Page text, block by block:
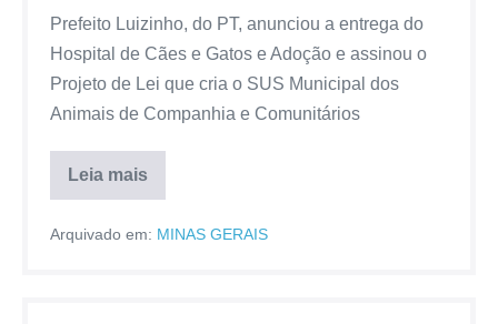
Prefeito Luizinho, do PT, anunciou a entrega do
Hospital de Cães e Gatos e Adoção e assinou o
Projeto de Lei que cria o SUS Municipal dos
Animais de Companhia e Comunitários
Leia mais
Arquivado em: MINAS GERAIS